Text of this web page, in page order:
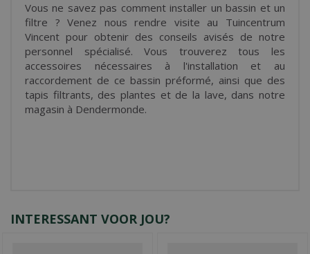
Vous ne savez pas comment installer un bassin et un
filtre ? Venez nous rendre visite au Tuincentrum
Vincent pour obtenir des conseils avisés de notre
personnel spécialisé. Vous trouverez tous les
accessoires nécessaires à l'installation et au
raccordement de ce bassin préformé, ainsi que des
tapis filtrants, des plantes et de la lave, dans notre
magasin à Dendermonde.
INTERESSANT VOOR JOU?